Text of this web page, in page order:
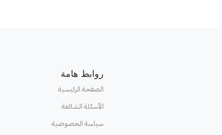
روابط هامة
الصفحة الرئيسية
الأسئلة الشائعة
سياسة الخصوصية